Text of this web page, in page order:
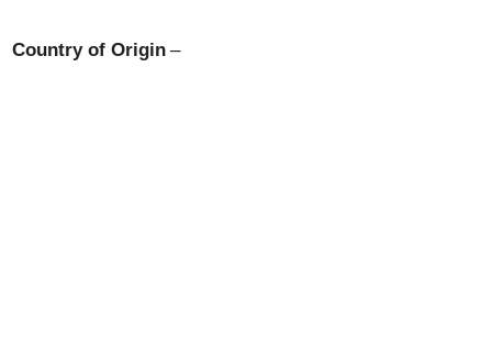
Country of Origin –